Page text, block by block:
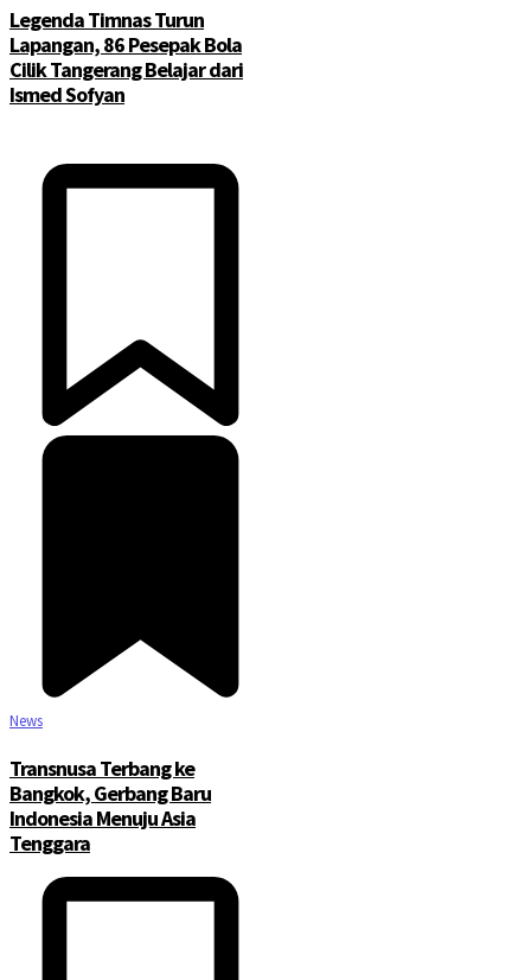
Legenda Timnas Turun
Lapangan, 86 Pesepak Bola
Cilik Tangerang Belajar dari
Ismed Sofyan
News
Transnusa Terbang ke
Bangkok, Gerbang Baru
Indonesia Menuju Asia
Tenggara